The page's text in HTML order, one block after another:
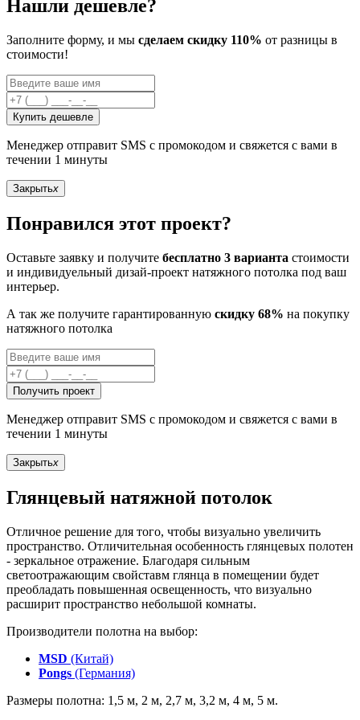
Нашли дешевле?
Заполните форму, и мы сделаем скидку 110% от разницы в
стоимости!
Купить дешевле
Менеджер отправит SMS с промокодом и свяжется с вами в
течении 1 минуты
Закрытьx
Понравился этот проект?
Оставьте заявку и получите бесплатно 3 варианта стоимости
и индивидуельный дизай-проект натяжного потолка под ваш
интерьер.
А так же получите гарантированную скидку 68% на покупку
натяжного потолка
Получить проект
Менеджер отправит SMS с промокодом и свяжется с вами в
течении 1 минуты
Закрытьx
Глянцевый натяжной потолок
Отличное решение для того, чтобы визуально увеличить
пространство. Отличительная особенность глянцевых полотен
- зеркальное отражение. Благодаря сильным
светоотражающим свойставм глянца в помещении будет
преобладать повышенная освещенность, что визуально
расширит пространство небольшой комнаты.
Производители полотна на выбор:
MSD (Китай)
Pongs (Германия)
Размеры полотна: 1,5 м, 2 м, 2,7 м, 3,2 м, 4 м, 5 м.